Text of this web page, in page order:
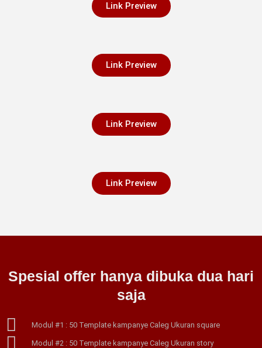
Link Preview
Link Preview
Link Preview
Link Preview
Spesial offer hanya dibuka dua hari
saja
Modul #1 : 50 Template kampanye Caleg Ukuran square​
Modul #2 : 50 Template kampanye Caleg Ukuran story​